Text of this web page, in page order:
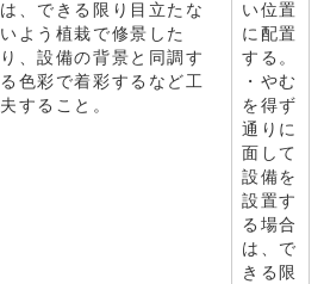
は、できる限り目立たな
いよう植栽で修景した
り、設備の背景と同調す
る色彩で着彩するなど工
夫すること。
い位置
に配置
する。
・やむ
を得ず
通りに
面して
設備を
設置す
る場合
は、で
きる限